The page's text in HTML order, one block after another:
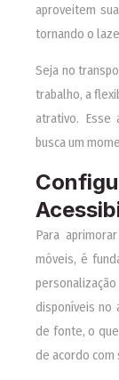
aproveitem
tornando o
Seja no
trabalho, a
atrativo. Esse
busca um
Para
móveis, é
disponíveis no
de fonte, o
de acordo com